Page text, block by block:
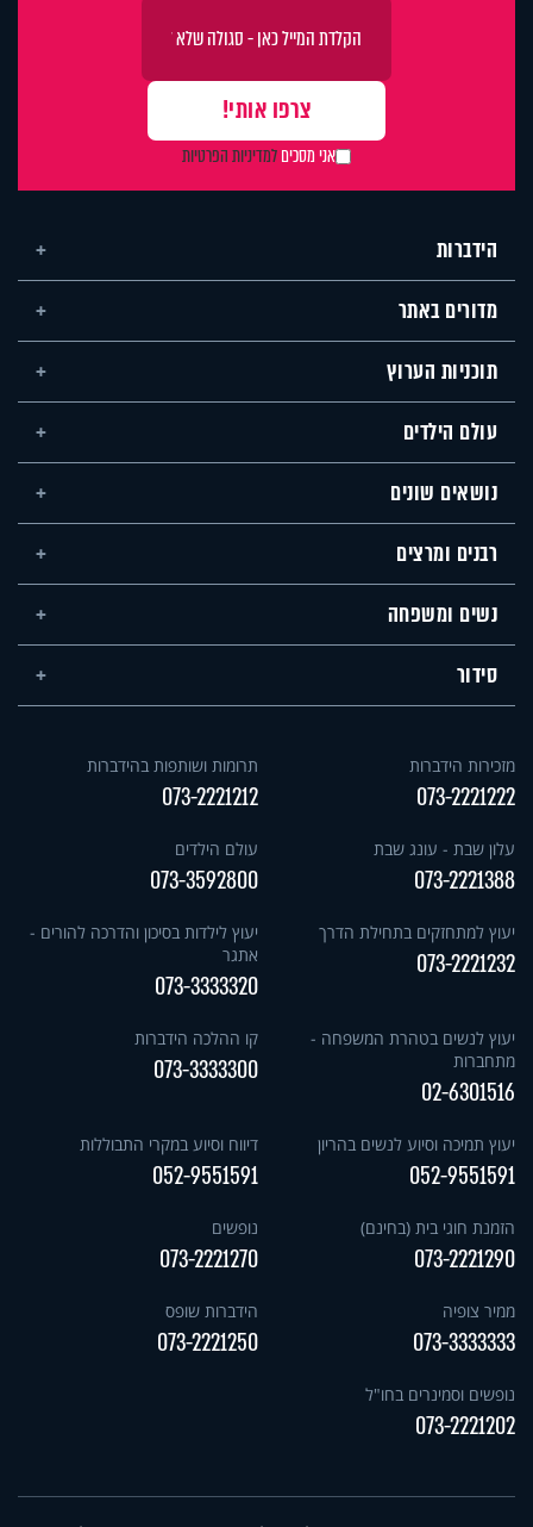
אני מסכיםלמדיניות הפרטיות
הידברות
מדורים באתר
תוכניות הערוץ
עולם הילדים
נושאים שונים
רבנים ומרצים
נשים ומשפחה
סידור
מזכירות הידברות
073-2221222
תרומות ושותפות בהידברות
073-2221212
עלון שבת - עונג שבת
073-2221388
עולם הילדים
073-3592800
יעוץ למתחזקים בתחילת הדרך
073-2221232
יעוץ לילדות בסיכון והדרכה להורים -
אתגר
073-3333320
יעוץ לנשים בטהרת המשפחה -
מתחברות
02-6301516
קו ההלכה הידברות
073-3333300
יעוץ תמיכה וסיוע לנשים בהריון
052-9551591
דיווח וסיוע במקרי התבוללות
052-9551591
הזמנת חוגי בית (בחינם)
073-2221290
נופשים
073-2221270
ממיר צופיה
073-3333333
הידברות שופס
073-2221250
נופשים וסמינרים בחו"ל
073-2221202